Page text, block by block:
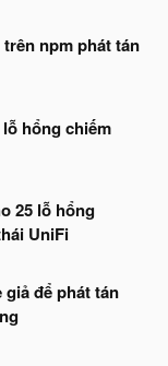
npm phát tán
hổng chiếm
25 lỗ hổng
UniFi
để phát tán